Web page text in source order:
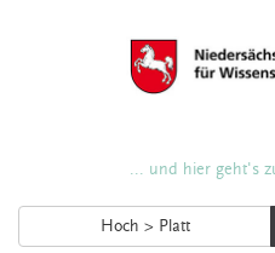
... und hier geht's
Hoch > Platt